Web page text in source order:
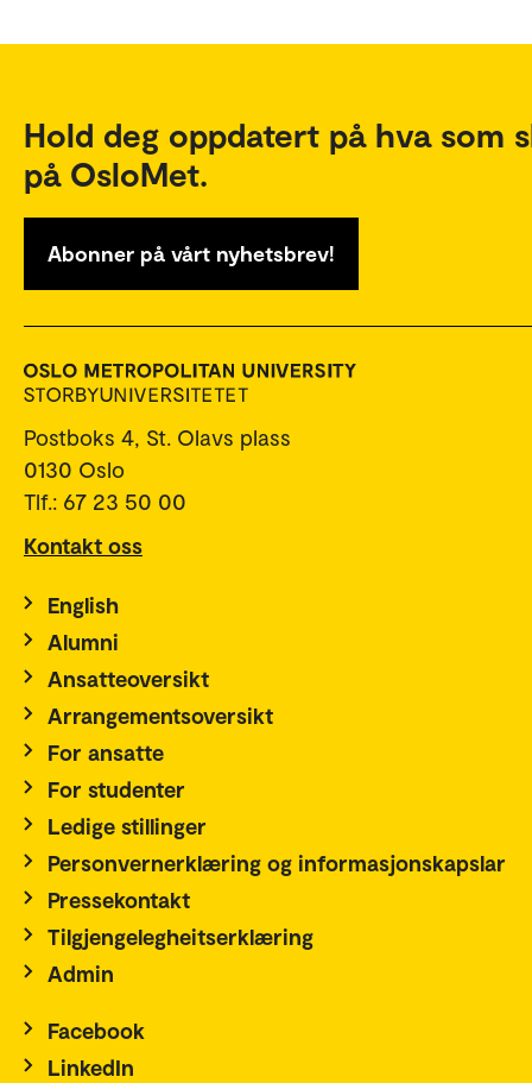
Hold deg oppdatert på hva som
på OsloMet.
Abonner på vårt nyhetsbrev!
Postboks 4, St. Olavs plass
0130 Oslo
Tlf.: 67 23 50 00
Kontakt oss
English
Alumni
Ansatteoversikt
Arrangementsoversikt
For ansatte
For studenter
Ledige stillinger
Personvernerklæring og informasjonskapslar
Pressekontakt
Tilgjengelegheitserklæring
Admin
Facebook
LinkedIn